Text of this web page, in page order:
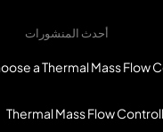
أحدث المنشورات
a Thermal Mass Flow
Thermal Mass Flow